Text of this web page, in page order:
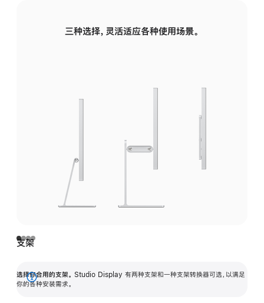
三种选择，灵活适应各种使用场景。
支架
选择你合用的支架。 Studio Display 有两种支架和一种支架转换器可选，以满足
你的各种安装需求。
展